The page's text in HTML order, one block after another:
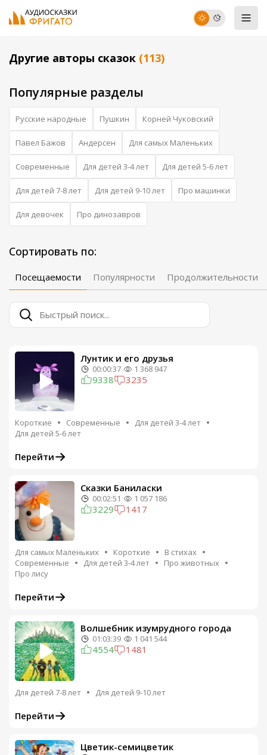
Другие авторы сказок (113)
Популярные разделы
Русские народные Пушкин Корней Чуковский
Павел Бажов Андерсен Для самых Маленьких
Современные Для детей 3-4 лет Для детей 5-6 лет
Для детей 7-8 лет Для детей 9-10 лет Про машинки
Для девочек Про динозавров
Сортировать по:
Посещаемости Популярности Продолжительности
Лунтик и его друзья
00:00:37 1 368 947
9338 3235
Короткие Современные
Для детей 3-4 лет
Для детей 5-6 лет
Перейти
Сказки Баниласки
00:02:51 1 057 186
3229 1417
Для самых Маленьких Короткие
В стихах
Современные
Для детей 3-4 лет
Про животных
Про лису
Перейти
Волшебник изумрудного города
01:03:39 1 041 544
4554 1481
Для детей 7-8 лет Для детей 9-10 лет
Перейти
Цветик-семицветик